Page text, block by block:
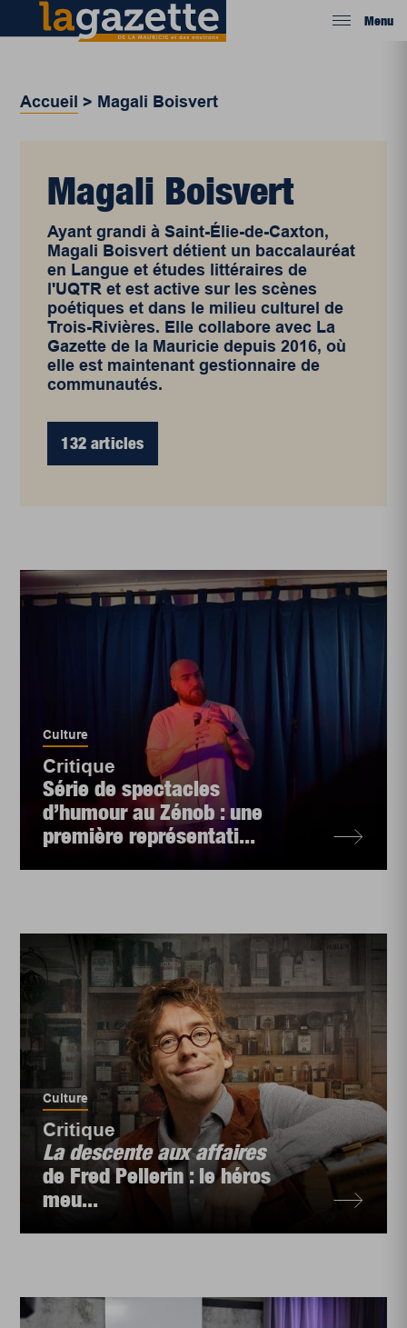
Menu
Accueil > Magali Boisvert
Magali Boisvert
Ayant grandi à Saint-Élie-de-Caxton,
Magali Boisvert détient un baccalauréat
en Langue et études littéraires de
l'UQTR et est active sur les scènes
poétiques et dans le milieu culturel de
Trois-Rivières. Elle collabore avec La
Gazette de la Mauricie depuis 2016, où
elle est maintenant gestionnaire de
communautés.
132 articles
Culture
Critique
Série de spectacles
d’humour au Zénob : une
première représentati...
Culture
Critique
La descente aux affaires
de Fred Pellerin : le héros
meu...